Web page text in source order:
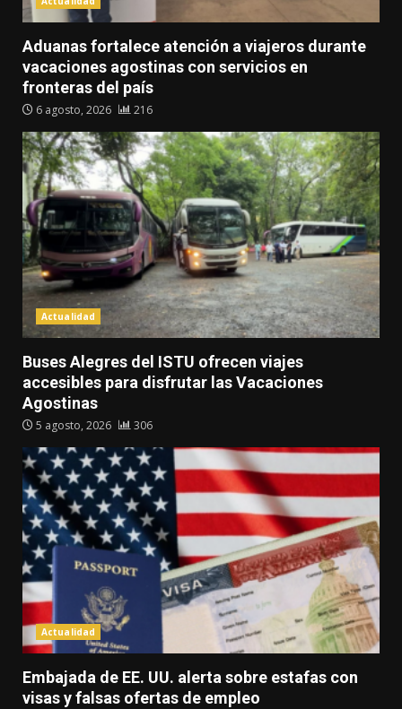
Aduanas fortalece atención a viajeros durante
vacaciones agostinas con servicios en
fronteras del país
6 agosto, 2026 216
Actualidad
Buses Alegres del ISTU ofrecen viajes
accesibles para disfrutar las Vacaciones
Agostinas
5 agosto, 2026 306
Actualidad
Embajada de EE. UU. alerta sobre estafas con
visas y falsas ofertas de empleo